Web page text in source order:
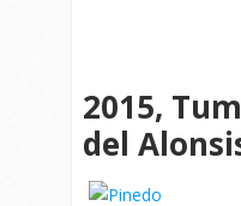
2015,
del